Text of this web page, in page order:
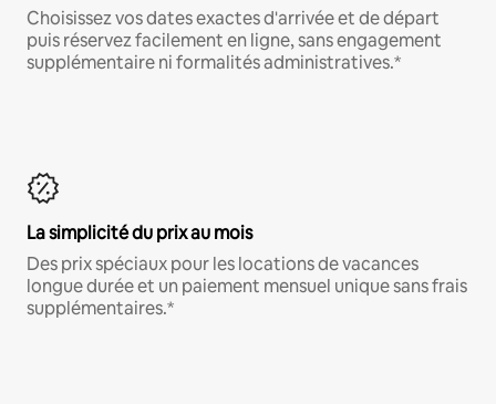
Choisissez vos dates exactes d'arrivée et de départ
puis réservez facilement en ligne, sans engagement
supplémentaire ni formalités administratives.*
La simplicité du prix au mois
Des prix spéciaux pour les locations de vacances
longue durée et un paiement mensuel unique sans frais
supplémentaires.*